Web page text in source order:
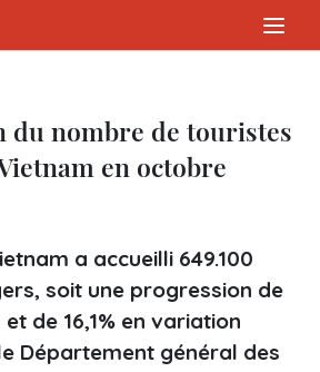
du nombre de touristes
en octobre
a accueilli 649.100
soit une ​progression de
de 16,1% en variation
Département général des